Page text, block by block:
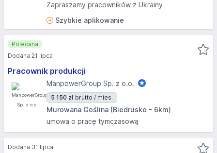
Zapraszamy pracowników z Ukrainy
Szybkie aplikowanie
Pracownik produkcji
ManpowerGroup Sp. z o.o.
5 150 zł brutto / mies.
Murowana Goślina (Biedrusko - 6km)
umowa o pracę tymczasową
Polecana
Dodana 21 lipca
Dodana 31 lipca